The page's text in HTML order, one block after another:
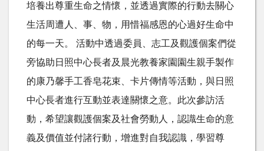
培養出尊重生命之情懷，並透過實際的行動去關心
生活周遭人、事、物，用惜福感恩的心過好生命中
的每一天。 活動中透過委員、志工及觀護個案們從
旁協助日照中心長者及晨光教養家園園生親手製作
的康乃馨手工香皂花束、卡片傳情等活動，與日照
中心長者進行互動並表達關懷之意。此次參訪活
動，希望讓觀護個案及社會勞動人，認識生命的意
義及價值並付諸行動，增進對自我認識，學習尊